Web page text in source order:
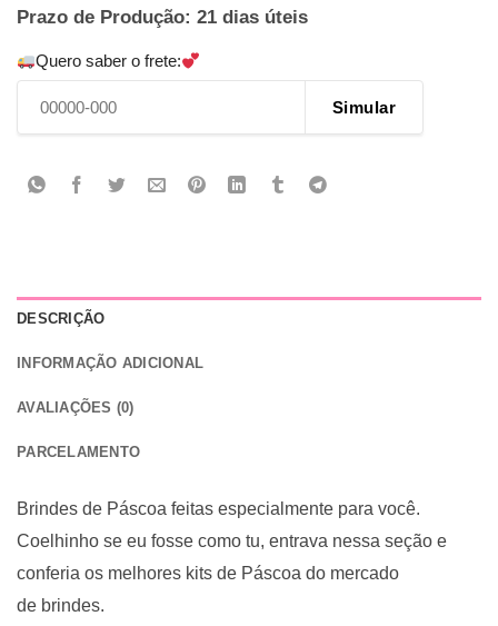
Prazo de Produção: 21 dias úteis
Quero saber o frete:
Simular
DESCRIÇÃO
INFORMAÇÃO ADICIONAL
AVALIAÇÕES (0)
PARCELAMENTO
Brindes de Páscoa feitas especialmente para você.
Coelhinho se eu fosse como tu, entrava nessa seção e
conferia os melhores kits de Páscoa do mercado
de brindes.